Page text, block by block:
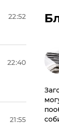
22:52
22:40
21:55